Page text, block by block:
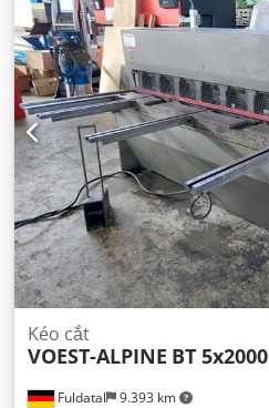
Fuldatal 9.393 km
Kéo cắt
VOEST-ALPINE BT 5x2000